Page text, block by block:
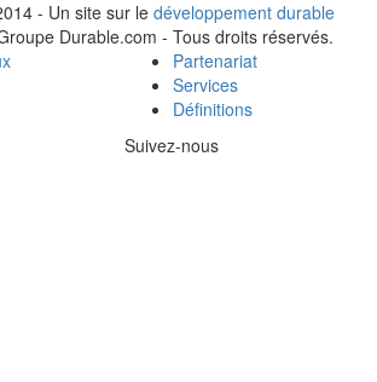
- Un site sur le développement durable
Durable.com - Tous droits réservés.
Partenariat
Services
Définitions
Suivez-nous